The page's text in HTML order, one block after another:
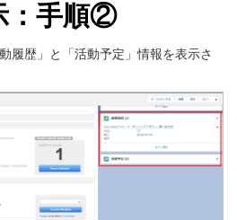
：手順②
履歴」と「活動予定」情報を表示さ